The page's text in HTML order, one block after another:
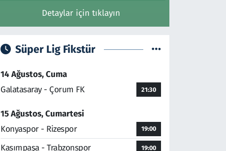
Detaylar için tıklayın
Süper Lig Fikstür
14 Ağustos, Cuma
Galatasaray - Çorum FK
21:30
15 Ağustos, Cumartesi
Konyaspor - Rizespor
19:00
Kasımpaşa - Trabzonspor 19:00